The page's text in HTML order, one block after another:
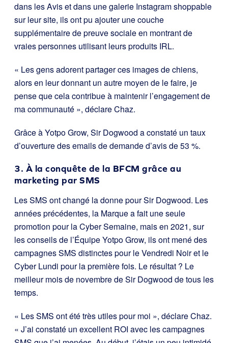
dans les Avis et dans une galerie Instagram shoppable
sur leur site, ils ont pu ajouter une couche
supplémentaire de preuve sociale en montrant de
vraies personnes utilisant leurs produits IRL.
« Les gens adorent partager ces images de chiens,
alors en leur donnant un autre moyen de le faire, je
pense que cela contribue à maintenir l’engagement de
ma communauté », déclare Chaz.
Grâce à Yotpo Grow, Sir Dogwood a constaté un taux
d’ouverture des emails de demande d’avis de 53 %.
3. À la conquête de la BFCM grâce au
marketing par SMS
Les SMS ont changé la donne pour Sir Dogwood. Les
années précédentes, la Marque a fait une seule
promotion pour la Cyber Semaine, mais en 2021, sur
les conseils de l’Équipe Yotpo Grow, ils ont mené des
campagnes SMS distinctes pour le Vendredi Noir et le
Cyber Lundi pour la première fois. Le résultat ? Le
meilleur mois de novembre de Sir Dogwood de tous les
temps.
« Les SMS ont été très utiles pour moi », déclare Chaz.
« J’ai constaté un excellent ROI avec les campagnes